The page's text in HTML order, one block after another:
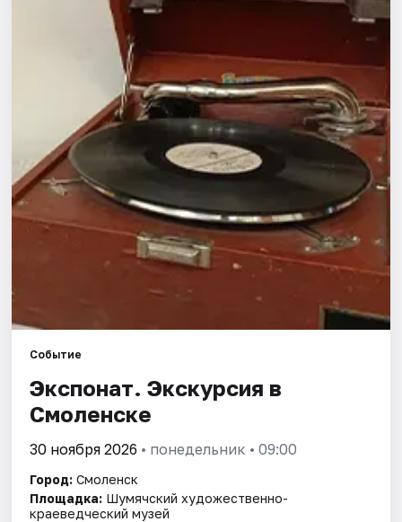
Рейтинги
Событие
Экспонат. Экскурсия в
Смоленске
30 ноября 2026 • понедельник • 09:00
Город: Смоленск
Площадка: Шумячский художественно-
краеведческий музей